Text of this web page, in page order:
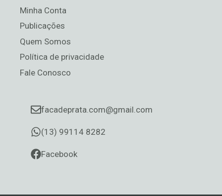
Minha Conta
Publicações
Quem Somos
Política de privacidade
Fale Conosco
facadeprata.com@gmail.com
(13) 99114 8282
Facebook